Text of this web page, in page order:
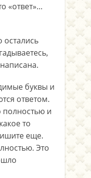
«ответ»…
остались
буквы и
ответом.
полностью и
то
еще.
Это